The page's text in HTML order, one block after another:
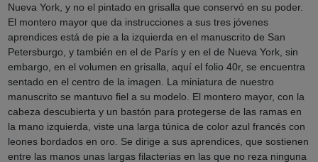
Nueva York, y no el pintado en grisalla que conservó en su poder.
El montero mayor que da instrucciones a sus tres jóvenes
aprendices está de pie a la izquierda en el manuscrito de San
Petersburgo, y también en el de París y en el de Nueva York, sin
embargo, en el volumen en grisalla, aquí el folio 40r, se encuentra
sentado en el centro de la imagen. La miniatura de nuestro
manuscrito se mantuvo fiel a su modelo. El montero mayor, con la
cabeza descubierta y un bastón para protegerse de las ramas en
la mano izquierda, viste una larga túnica de color azul francés con
leones bordados en oro. Se dirige a sus aprendices, que sostienen
entre las manos unas largas filacterias en las que no reza ninguna